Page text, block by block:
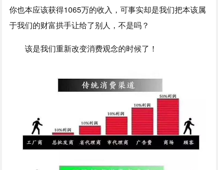
你也本应该获得1065万的收入，可事实却是我们把本该属
于我们的财富拱手让给了别人，不是吗？
该是我们重新改变消费观念的时候了！